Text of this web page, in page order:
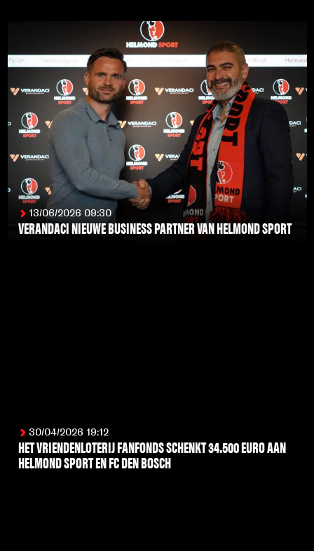
13/06/2026 09:30
VERANDACI NIEUWE BUSINESS PARTNER VAN HELMOND SPORT
30/04/2026 19:12
HET VRIENDENLOTERIJ FANFONDS SCHENKT 34.500 EURO AAN
HELMOND SPORT EN FC DEN BOSCH